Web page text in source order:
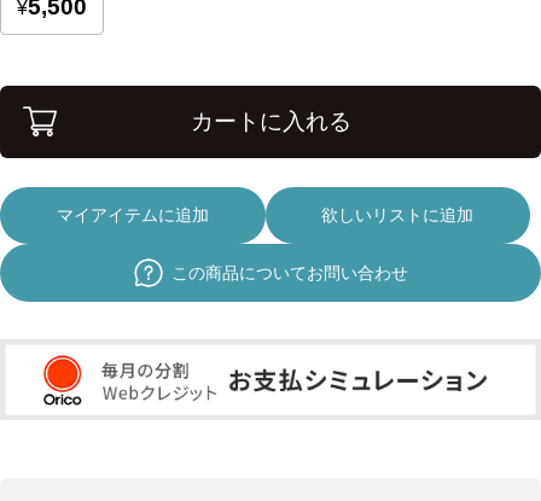
カートに入れる
マイアイテムに追加 欲しいリストに追加
この商品についてお問い合わせ